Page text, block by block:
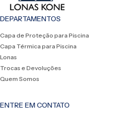
DEPARTAMENTOS
Capa de Proteção para Piscina
Capa Térmica para Piscina
Lonas
Trocas e Devoluções
Quem Somos
ENTRE EM CONTATO